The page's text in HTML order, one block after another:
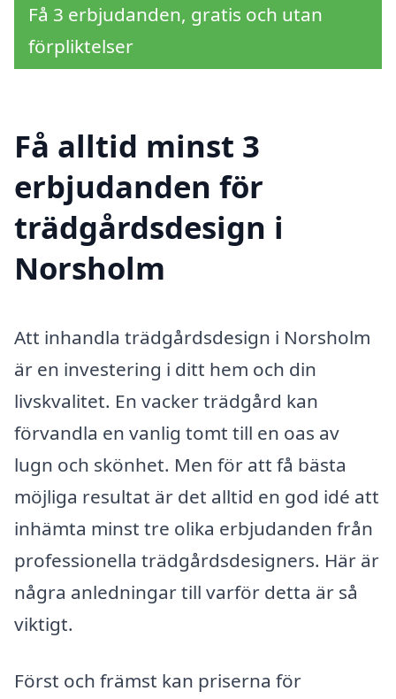
Få 3 erbjudanden, gratis och utan
förpliktelser
Få alltid minst 3
erbjudanden för
trädgårdsdesign i
Norsholm
Att inhandla trädgårdsdesign i Norsholm
är en investering i ditt hem och din
livskvalitet. En vacker trädgård kan
förvandla en vanlig tomt till en oas av
lugn och skönhet. Men för att få bästa
möjliga resultat är det alltid en god idé att
inhämta minst tre olika erbjudanden från
professionella trädgårdsdesigners. Här är
några anledningar till varför detta är så
viktigt.
Först och främst kan priserna för